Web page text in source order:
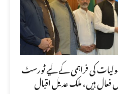
کی فراہمی کے لیے ٹورسٹ
فعال ہیں، ملک عدیل اقبال